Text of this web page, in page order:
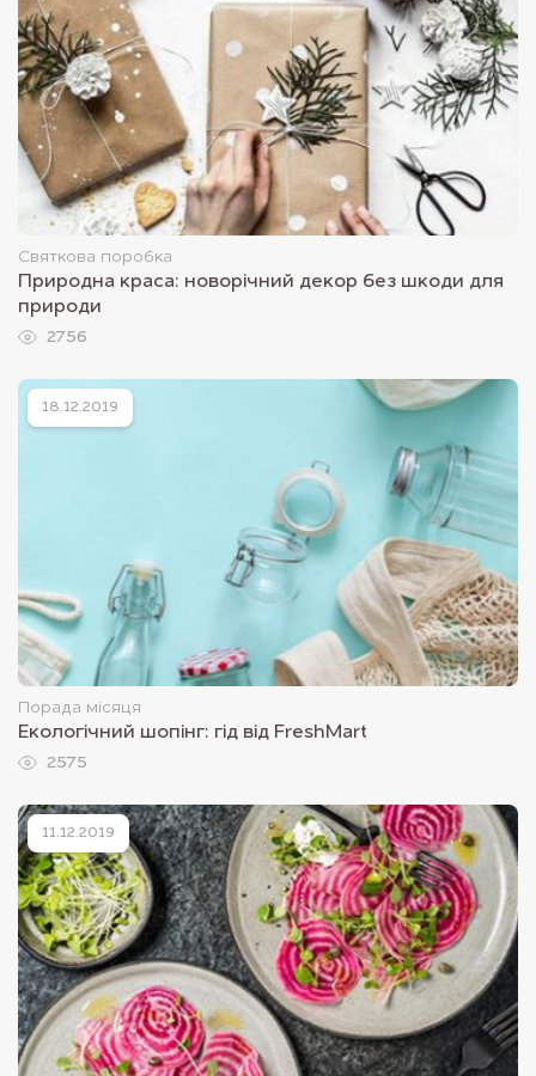
Святкова поробка
Природна краса: новорічний декор без шкоди для
природи
2756
18.12.2019
Порада місяця
Екологічний шопінг: гід від FreshMart
2575
11.12.2019